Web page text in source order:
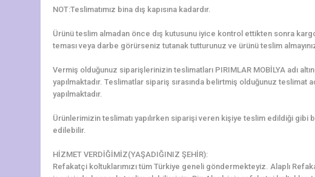
NOT:Teslimatımız bina dış kapısına kadardır.
Ürünü teslim almadan önce dış kutusunu iyice kontrol ettikten sonra
teması veya darbe görürseniz tutanak tutturunuz ve ürünü teslim
Vermiş olduğunuz siparişlerinizin teslimatları PIRIMLAR MOBİLYA adı
yapılmaktadır. Teslimatlar sipariş sırasında belirtmiş olduğunuz
yapılmaktadır.
Ürünlerimizin teslimatı yapılırken siparişi veren kişiye teslim edildiği
edilebilir.
HİZMET VERDİĞİMİZ(YAŞADIĞINIZ ŞEHİR):
Refakatçi koltuklarımızı tüm Türkiye geneli göndermekteyiz. Alaplı